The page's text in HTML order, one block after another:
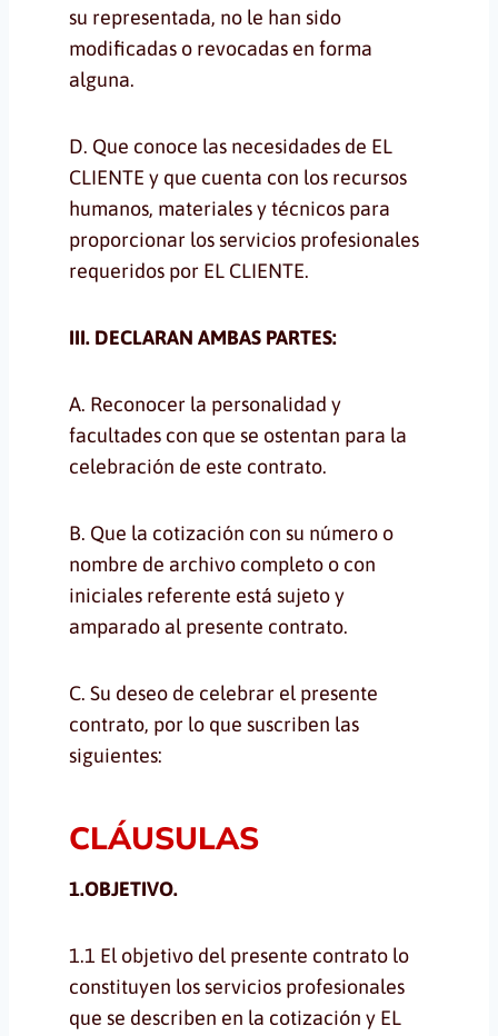
su representada, no le han sido
modificadas o revocadas en forma
alguna.
D. Que conoce las necesidades de EL
CLIENTE y que cuenta con los recursos
humanos, materiales y técnicos para
proporcionar los servicios profesionales
requeridos por EL CLIENTE.
III. DECLARAN AMBAS PARTES:
A. Reconocer la personalidad y
facultades con que se ostentan para la
celebración de este contrato.
B. Que la cotización con su número o
nombre de archivo completo o con
iniciales referente está sujeto y
amparado al presente contrato.
C. Su deseo de celebrar el presente
contrato, por lo que suscriben las
siguientes:
CLÁUSULAS
1.OBJETIVO.
1.1 El objetivo del presente contrato lo
constituyen los servicios profesionales
que se describen en la cotización y EL